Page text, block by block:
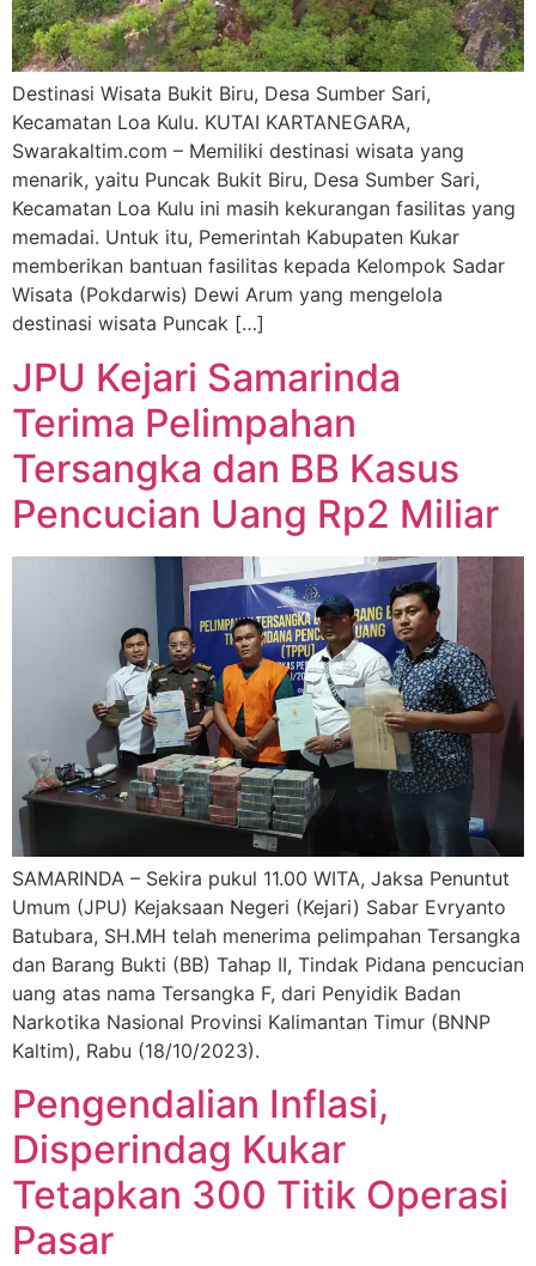
Destinasi Wisata Bukit Biru, Desa Sumber Sari,
Kecamatan Loa Kulu. KUTAI KARTANEGARA,
Swarakaltim.com – Memiliki destinasi wisata yang
menarik, yaitu Puncak Bukit Biru, Desa Sumber Sari,
Kecamatan Loa Kulu ini masih kekurangan fasilitas yang
memadai. Untuk itu, Pemerintah Kabupaten Kukar
memberikan bantuan fasilitas kepada Kelompok Sadar
Wisata (Pokdarwis) Dewi Arum yang mengelola
destinasi wisata Puncak […]
JPU Kejari Samarinda
Terima Pelimpahan
Tersangka dan BB Kasus
Pencucian Uang Rp2 Miliar
SAMARINDA – Sekira pukul 11.00 WITA, Jaksa Penuntut
Umum (JPU) Kejaksaan Negeri (Kejari) Sabar Evryanto
Batubara, SH.MH telah menerima pelimpahan Tersangka
dan Barang Bukti (BB) Tahap II, Tindak Pidana pencucian
uang atas nama Tersangka F, dari Penyidik Badan
Narkotika Nasional Provinsi Kalimantan Timur (BNNP
Kaltim), Rabu (18/10/2023).
Pengendalian Inflasi,
Disperindag Kukar
Tetapkan 300 Titik Operasi
Pasar